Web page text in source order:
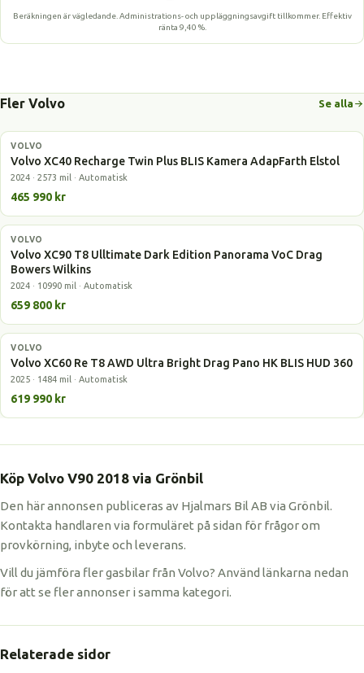
Beräkningen är vägledande. Administrations- och uppläggningsavgift tillkommer. Effektiv
ränta 9,40 %.
Fler Volvo Se alla
Elbil
VOLVO
Volvo XC40 Recharge Twin Plus BLIS Kamera AdapFarth Elstol
2024 · 2573 mil · Automatisk
465 990 kr
Laddhybrid
VOLVO
Volvo XC90 T8 Ulltimate Dark Edition Panorama VoC Drag
Bowers Wilkins
2024 · 10990 mil · Automatisk
659 800 kr
Laddhybrid
VOLVO
Volvo XC60 Re T8 AWD Ultra Bright Drag Pano HK BLIS HUD 360
2025 · 1484 mil · Automatisk
619 990 kr
Köp Volvo V90 2018 via Grönbil
Den här annonsen publiceras av Hjalmars Bil AB via Grönbil.
Kontakta handlaren via formuläret på sidan för frågor om
provkörning, inbyte och leverans.
Vill du jämföra fler gasbilar från Volvo? Använd länkarna nedan
för att se fler annonser i samma kategori.
Relaterade sidor